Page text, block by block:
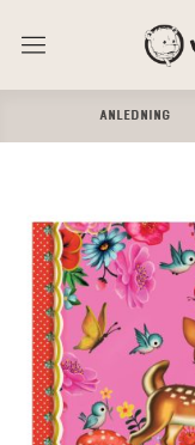
ANLEDNING